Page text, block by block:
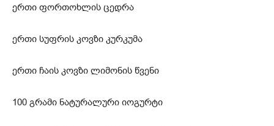
ერთი ფორთოხლის ცედრა
ერთი სუფრის კოვზი კურკუმა
ერთი ჩაის კოვზი ლიმონის წვენი
100 გრამი ნატურალური იოგურტი